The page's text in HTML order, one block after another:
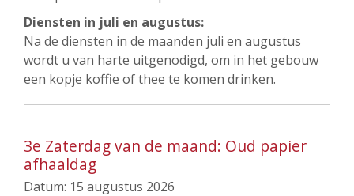
Diensten in juli en augustus:
Na de diensten in de maanden juli en augustus
wordt u van harte uitgenodigd, om in het gebouw
een kopje koffie of thee te komen drinken.
3e Zaterdag van de maand: Oud papier
afhaaldag
Datum: 15 augustus 2026